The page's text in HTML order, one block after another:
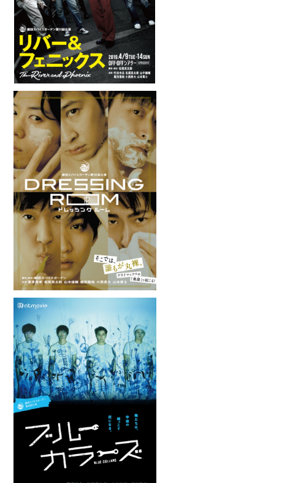
劇団スパイスガーデン第10回公演「DRESSI
NG ROOM」DVD
¥3,000
劇団スパイスガーデン第8回公演「ブルーカラ
ーズ」DVD
¥3,000